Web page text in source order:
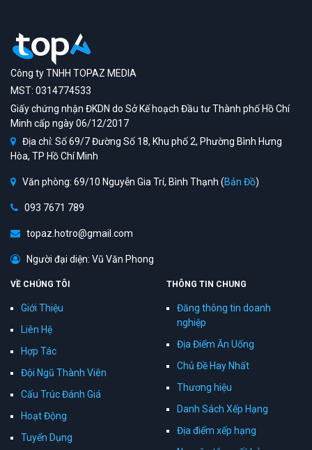
Công ty TNHH TOPAZ MEDIA
MST: 0314774533
Giấy chứng nhận ĐKDN do Sở Kế hoạch Đầu tư Thành phố Hồ Chí
Minh cấp ngày 06/12/2017
Địa chỉ: Số 69/7 Đường Số 18, Khu phố 2, Phường Bình Hưng
Hòa, TP Hồ Chí Minh
Văn phòng: 69/10 Nguyễn Gia Trí, Bình Thạnh (Bản Đồ)
093 7671 789
topaz.hotro@gmail.com
Người đại diện: Vũ Văn Phong
VỀ CHÚNG TÔI
Giới Thiệu
Liên Hệ
Hợp Tác
Đội Ngũ Thành Viên
Cấu Trúc Đánh Giá
Hoạt Động
Tuyển Dụng
THÔNG TIN CHUNG
Đăng thông tin doanh
nghiệp
Địa Điểm Ăn Uống
Chủ Đề Hay Nhất
Thương hiệu
Danh Sách Xếp Hạng
Địa điểm xếp hạng